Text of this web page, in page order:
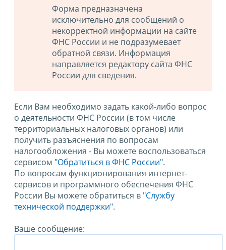
Форма предназначена
исключительно для сообщений о
некорректной информации на сайте
ФНС России и не подразумевает
обратной связи. Информация
направляется редактору сайта ФНС
России для сведения.
Если Вам необходимо задать какой-либо вопрос
о деятельности ФНС России (в том числе
территориальных налоговых органов) или
получить разъяснения по вопросам
налогообложения - Вы можете воспользоваться
сервисом "Обратиться в ФНС России".
По вопросам функционирования интернет-
сервисов и программного обеспечения ФНС
России Вы можете обратиться в "Службу
технической поддержки".
Ваше сообщение: